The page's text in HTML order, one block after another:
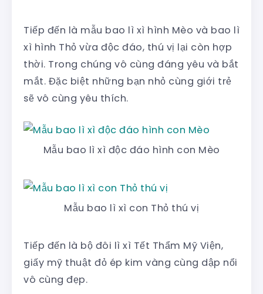
Tiếp đến là mẫu bao lì xì hình Mèo và bao lì
xì hình Thỏ vừa độc đáo, thú vị lại còn hợp
thời. Trong chúng vô cùng đáng yêu và bắt
mắt. Đặc biệt những bạn nhỏ cùng giới trẻ
sẽ vô cùng yêu thích.
Mẫu bao lì xì độc đáo hình con Mèo
Mẫu bao lì xì con Thỏ thú vị
Tiếp đến là bộ đôi lì xì Tết Thẩm Mỹ Viện,
giấy mỹ thuật đỏ ép kim vàng cùng dập nổi
vô cùng đẹp.